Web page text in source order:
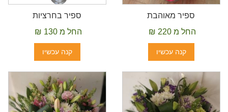
ספיר מאוהבת
החל מ 220 ₪
קנה עכשיו
ספיר בחרציות
החל מ 130 ₪
קנה עכשיו